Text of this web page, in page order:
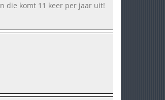
die komt 11 keer per jaar uit!